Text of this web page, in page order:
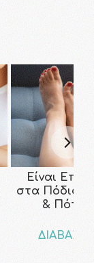
Είναι
στα Πόδια;
& Πότε